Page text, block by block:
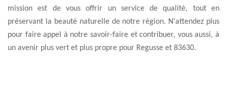
mission est de vous offrir un service de qualité, tout en
préservant la beauté naturelle de notre région. N'attendez plus
pour faire appel à notre savoir-faire et contribuer, vous aussi, à
un avenir plus vert et plus propre pour Regusse et 83630.